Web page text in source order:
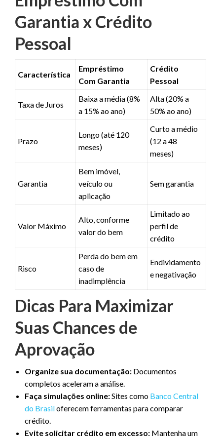
Garantia x Crédito
Pessoal
Característica
Empréstimo
Com Garantia
Crédito
Pessoal
Taxa de Juros
Baixa a média (8%
a 15% ao ano)
Alta (20% a
50% ao ano)
Prazo
Longo (até 120
meses)
Curto a médio
(12 a 48
meses)
Garantia
Bem imóvel,
veículo ou
aplicação
Sem garantia
Valor Máximo
Alto, conforme
valor do bem
Limitado ao
perfil de
crédito
Risco
Perda do bem em
caso de
inadimplência
Endividamento
e negativação
Dicas Para Maximizar
Suas Chances de
Aprovação
Organize sua documentação: Documentos
completos aceleram a análise.
Faça simulações online:Sites como Banco Central
do Brasiloferecem ferramentas para comparar
crédito.
Evite solicitar crédito em excesso: Mantenha um